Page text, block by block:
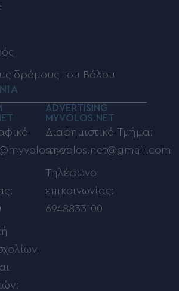
δρόμους του Βόλου
ADVERTISING
MYVOLOS.NET
Διαφημιστικό Τμήμα:
myvolos.net@gmail.com
Τηλέφωνο
επικοινωνίας:
6948833100